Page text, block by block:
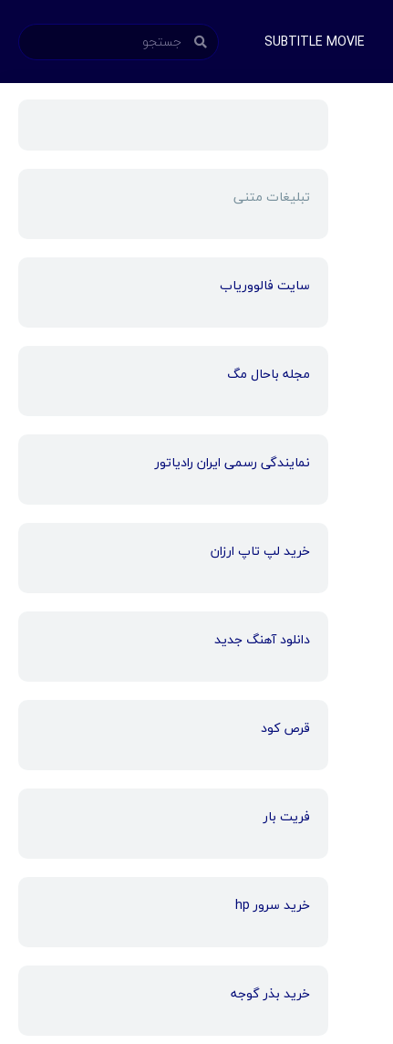
SUBTITLE MOVIE
تبلیغات متنی
سایت فالووریاب
مجله باحال مگ
نمایندگی رسمی ایران رادیاتور
خرید لپ تاپ ارزان
دانلود آهنگ جدید
قرص کود
فریت بار
خرید سرور hp
خرید بذر گوجه